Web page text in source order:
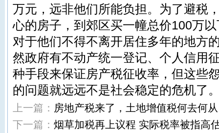
万元，远非他们所能负担。为了避税
心的房子，到郊区买一幢总价100万
对于他们不得不离开居住多年的地方
然政府有不动产统一登记、个人信用
种手段来保证房产税征收率，但这些
的问题就远远不是社会稳定的危机了
上一篇： 房地产税来了，土地增值税何去何从
下一篇： 烟草加税再上议程 实际税率被指高